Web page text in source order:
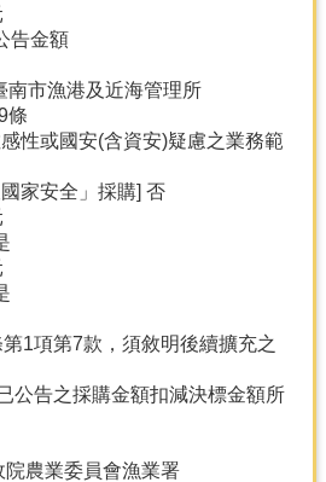
告金額
南市漁港及近海管理所
條
性或國安(含資安)疑慮之業務範
家安全」採購] 否
1項第7款，須敘明後續擴充之
公告之採購金額扣減決標金額所
院農業委員會漁業署